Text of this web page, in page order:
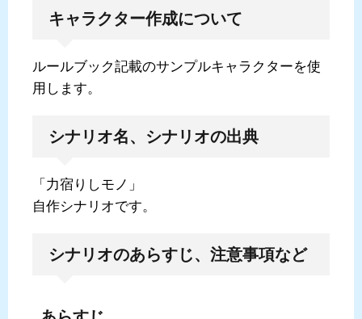
キャラクター作成について
ルールブック記載のサンプルキャラクターを使
用します。
シナリオ名、シナリオの出典
「力宿りしモノ」
自作シナリオです。
シナリオのあらすじ、注意事項など